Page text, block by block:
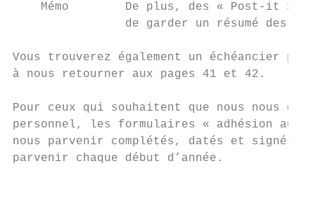
Mémo        De plus, des « Post-it »
de garder un résumé des
Vous trouverez également un échéancier
à nous retourner aux pages 41 et 42.
Pour ceux qui souhaitent que nous nous
personnel, les formulaires « adhésion
nous parvenir complétés, datés et signés
parvenir chaque début d’année.